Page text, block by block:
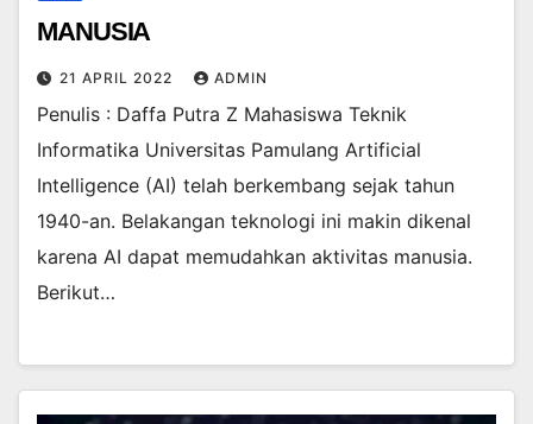
MANUSIA
21 APRIL 2022 ADMIN
Penulis : Daffa Putra Z Mahasiswa Teknik
Informatika Universitas Pamulang Artificial
Intelligence (AI) telah berkembang sejak tahun
1940-an. Belakangan teknologi ini makin dikenal
karena AI dapat memudahkan aktivitas manusia.
Berikut…